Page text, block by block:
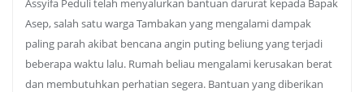
Assyifa Peduli telah menyalurkan bantuan darurat kepada Bapak
Asep, salah satu warga Tambakan yang mengalami dampak
paling parah akibat bencana angin puting beliung yang terjadi
beberapa waktu lalu. Rumah beliau mengalami kerusakan berat
dan membutuhkan perhatian segera. Bantuan yang diberikan